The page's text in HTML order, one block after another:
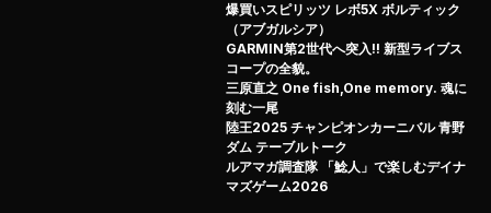
爆買いスピリッツ レボ5X ボルティック
（アブガルシア）
GARMIN第2世代へ突入!! 新型ライブス
コープの全貌。
三原直之 One fish,One memory. 魂に
刻む一尾
陸王2025 チャンピオンカーニバル 青野
ダム テーブルトーク
ルアマガ調査隊 「鯰人」で楽しむデイナ
マズゲーム2026